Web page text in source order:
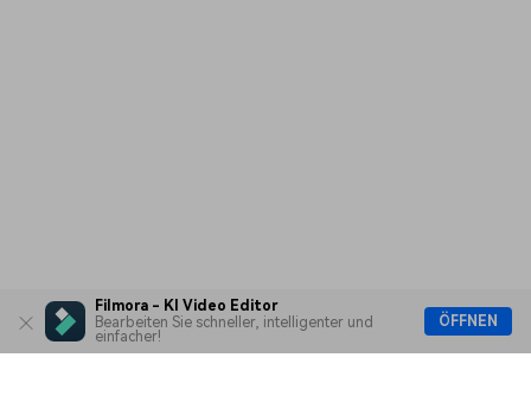
Filmora - KI Video Editor
Bearbeiten Sie schneller, intelligenter und
einfacher!
ÖFFNEN